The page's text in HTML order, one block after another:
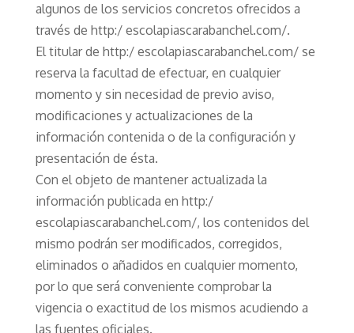
algunos de los servicios concretos ofrecidos a
través de http:/ escolapiascarabanchel.com/.
El titular de http:/ escolapiascarabanchel.com/ se
reserva la facultad de efectuar, en cualquier
momento y sin necesidad de previo aviso,
modificaciones y actualizaciones de la
información contenida o de la configuración y
presentación de ésta.
Con el objeto de mantener actualizada la
información publicada en http:/
escolapiascarabanchel.com/, los contenidos del
mismo podrán ser modificados, corregidos,
eliminados o añadidos en cualquier momento,
por lo que será conveniente comprobar la
vigencia o exactitud de los mismos acudiendo a
las fuentes oficiales.